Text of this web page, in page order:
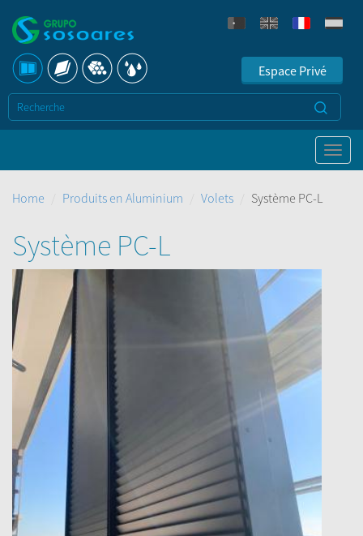
Espace Privé
Home Produits en Aluminium Volets Système PC-L
Système PC-L